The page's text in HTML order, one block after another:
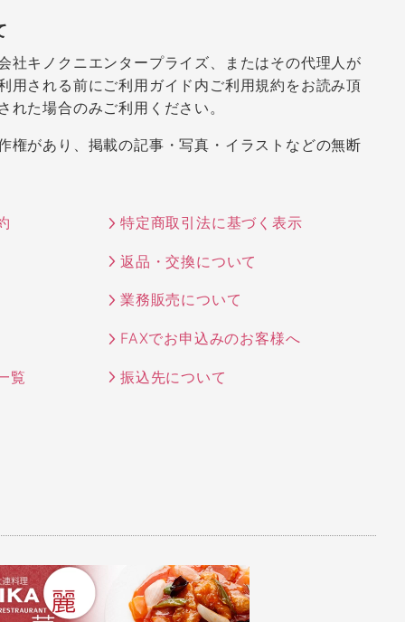
社キノクニエンタープライズ、またはその代理人が
用される前にご利用ガイド内ご利用規約をお読み頂
れた場合のみご利用ください。
権があり、掲載の記事・写真・イラストなどの無断
特定商取引法に基づく表示
返品・交換について
業務販売について
FAXでお申込みのお客様へ
覧 振込先について